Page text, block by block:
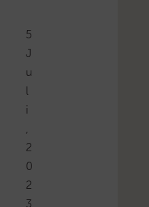
5
J
u
l
i
,
2
0
2
3